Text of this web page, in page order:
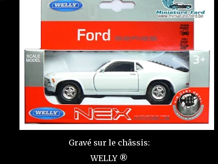
Gravé sur le châssis:
WELLY ®